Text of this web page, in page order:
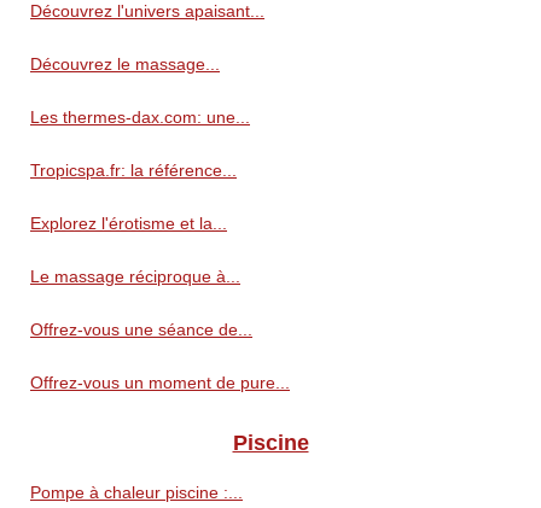
Découvrez l'univers apaisant...
Découvrez le massage...
Les thermes-dax.com: une...
Tropicspa.fr: la référence...
Explorez l'érotisme et la...
Le massage réciproque à...
Offrez-vous une séance de...
Offrez-vous un moment de pure...
Piscine
Pompe à chaleur piscine :...